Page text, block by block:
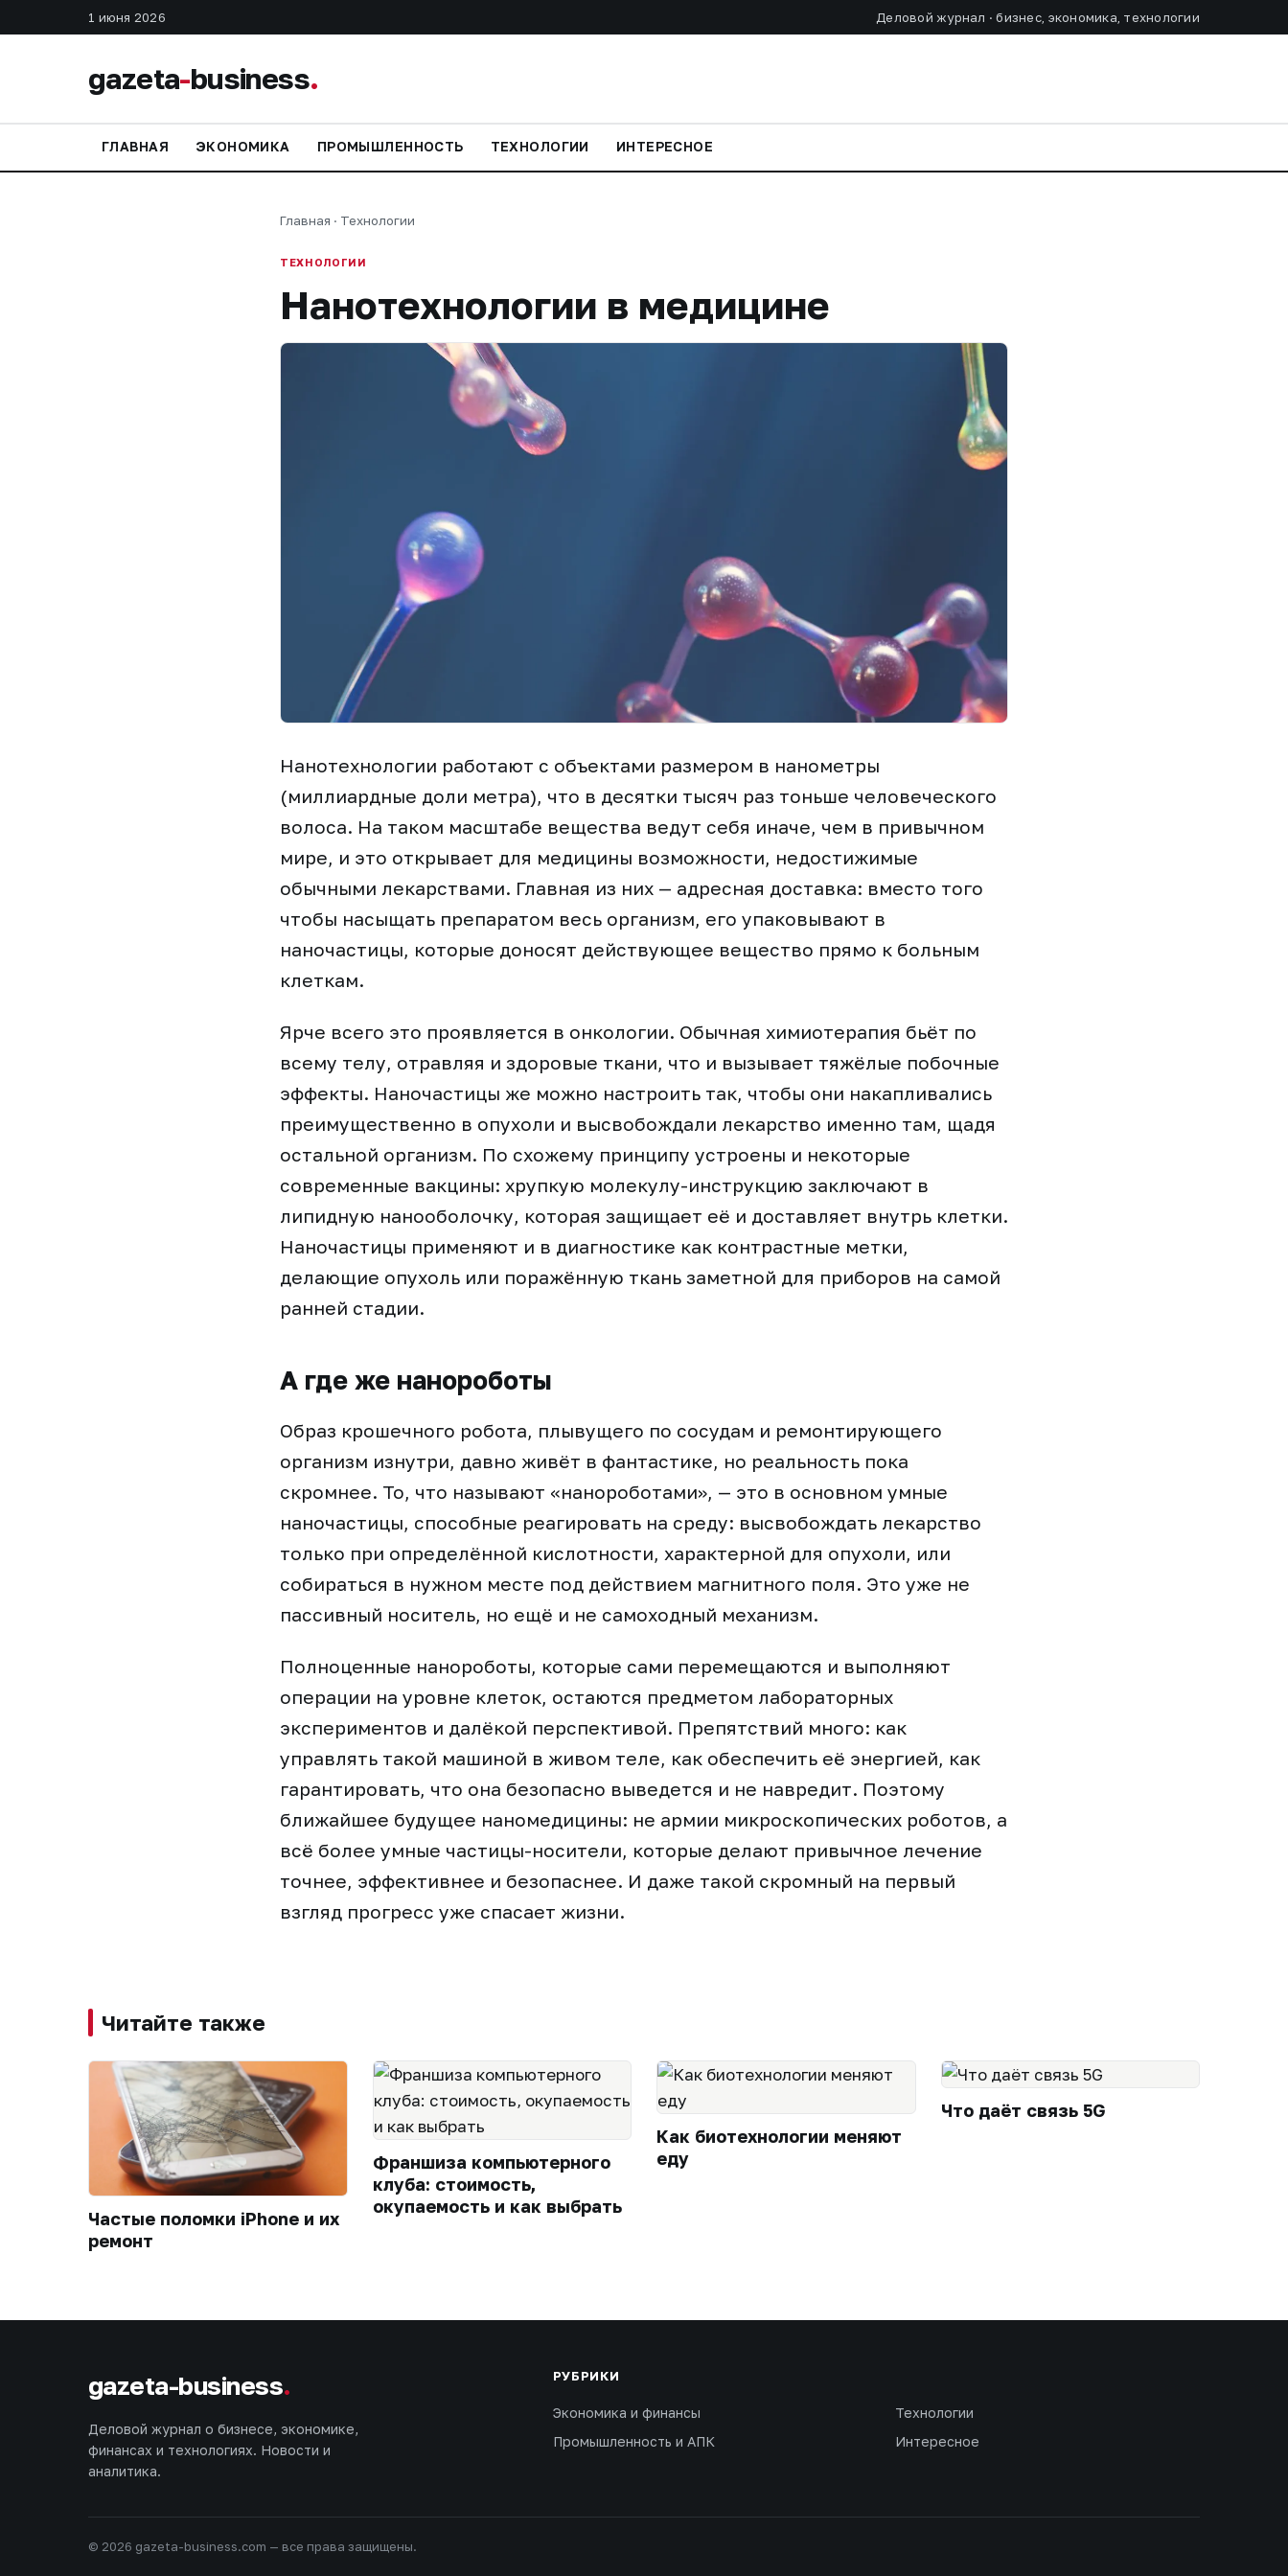
1 июня 2026 Деловой журнал · бизнес, экономика, технологии
gazeta-business.
ГЛАВНАЯ ЭКОНОМИКА ПРОМЫШЛЕННОСТЬ ТЕХНОЛОГИИ ИНТЕРЕСНОЕ
Главная · Технологии
ТЕХНОЛОГИИ
Нанотехнологии в медицине
Нанотехнологии работают с объектами размером в нанометры
(миллиардные доли метра), что в десятки тысяч раз тоньше человеческого
волоса. На таком масштабе вещества ведут себя иначе, чем в привычном
мире, и это открывает для медицины возможности, недостижимые
обычными лекарствами. Главная из них — адресная доставка: вместо того
чтобы насыщать препаратом весь организм, его упаковывают в
наночастицы, которые доносят действующее вещество прямо к больным
клеткам.
Ярче всего это проявляется в онкологии. Обычная химиотерапия бьёт по
всему телу, отравляя и здоровые ткани, что и вызывает тяжёлые побочные
эффекты. Наночастицы же можно настроить так, чтобы они накапливались
преимущественно в опухоли и высвобождали лекарство именно там, щадя
остальной организм. По схожему принципу устроены и некоторые
современные вакцины: хрупкую молекулу-инструкцию заключают в
липидную нанооболочку, которая защищает её и доставляет внутрь клетки.
Наночастицы применяют и в диагностике как контрастные метки,
делающие опухоль или поражённую ткань заметной для приборов на самой
ранней стадии.
А где же нанороботы
Образ крошечного робота, плывущего по сосудам и ремонтирующего
организм изнутри, давно живёт в фантастике, но реальность пока
скромнее. То, что называют «нанороботами», — это в основном умные
наночастицы, способные реагировать на среду: высвобождать лекарство
только при определённой кислотности, характерной для опухоли, или
собираться в нужном месте под действием магнитного поля. Это уже не
пассивный носитель, но ещё и не самоходный механизм.
Полноценные нанороботы, которые сами перемещаются и выполняют
операции на уровне клеток, остаются предметом лабораторных
экспериментов и далёкой перспективой. Препятствий много: как
управлять такой машиной в живом теле, как обеспечить её энергией, как
гарантировать, что она безопасно выведется и не навредит. Поэтому
ближайшее будущее наномедицины: не армии микроскопических роботов, а
всё более умные частицы-носители, которые делают привычное лечение
точнее, эффективнее и безопаснее. И даже такой скромный на первый
взгляд прогресс уже спасает жизни.
Читайте также
Частые поломки iPhone и их
ремонт
Франшиза компьютерного
клуба: стоимость,
окупаемость и как выбрать
Как биотехнологии меняют
еду
Что даёт связь 5G
gazeta-business.
Деловой журнал о бизнесе, экономике,
финансах и технологиях. Новости и
аналитика.
РУБРИКИ
Экономика и финансы
Промышленность и АПК
Технологии
Интересное
© 2026 gazeta-business.com — все права защищены.